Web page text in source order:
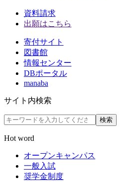
資料請求
出願はこちら
寄付サイト
図書館
情報センター
DBポータル
manaba
サイト内検索
検索
Hot word
オープンキャンパス
一般入試
奨学金制度